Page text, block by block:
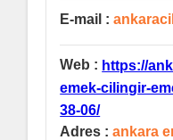
E-mail :
Web : https://
emek-cilingir-
38-06/
Adres : ankara